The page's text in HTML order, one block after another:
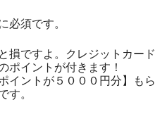
必須です。
損ですよ。クレジットカード
ポイントが付きます！
イントが５０００円分】もら
す。